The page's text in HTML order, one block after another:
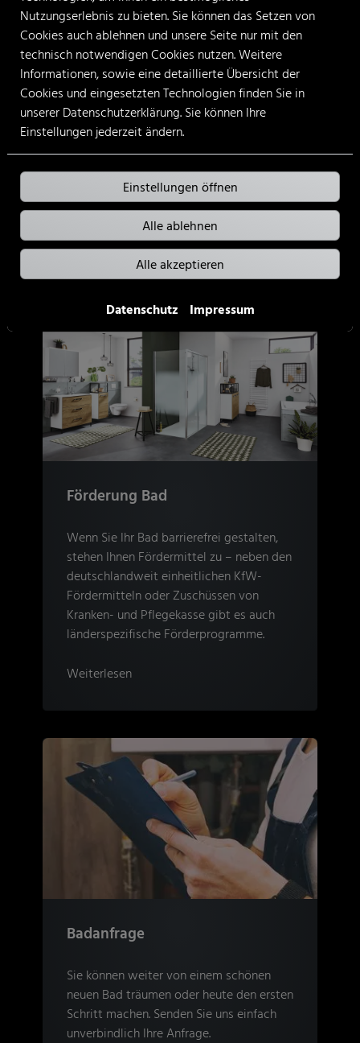
Badinspiration und Musterbäder
Mit den Musterbädern von Sackmann
GmbH können Sie sich ein Bild davon
machen, wie Ihr neues Bad je nach Größe,
Anspruch und Preis aussehen könnte.
Weiterlesen
Förderung Bad
Wenn Sie Ihr Bad barrierefrei gestalten,
stehen Ihnen Fördermittel zu – neben den
deutschlandweit einheitlichen KfW-
Fördermitteln oder Zuschüssen von
Kranken- und Pflegekasse gibt es auch
länderspezifische Förderprogramme.
Weiterlesen
Badanfrage
Sie können weiter von einem schönen
neuen Bad träumen oder heute den ersten
Schritt machen. Senden Sie uns einfach
unverbindlich Ihre Anfrage.
Nutzungserlebnis zu bieten. Sie können das Setzen von
Cookies auch ablehnen und unsere Seite nur mit den
technisch notwendigen Cookies nutzen. Weitere
Informationen, sowie eine detaillierte Übersicht der
Cookies und eingesetzten Technologien finden Sie in
unserer Datenschutzerklärung. Sie können Ihre
Einstellungen jederzeit ändern.
Einstellungen öffnen
Alle ablehnen
Alle akzeptieren
Datenschutz Impressum